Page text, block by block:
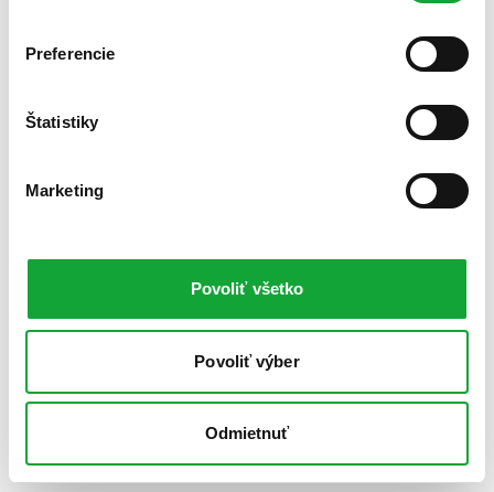
Preferencie
Štatistiky
Marketing
Povoliť všetko
Povoliť výber
Odmietnuť